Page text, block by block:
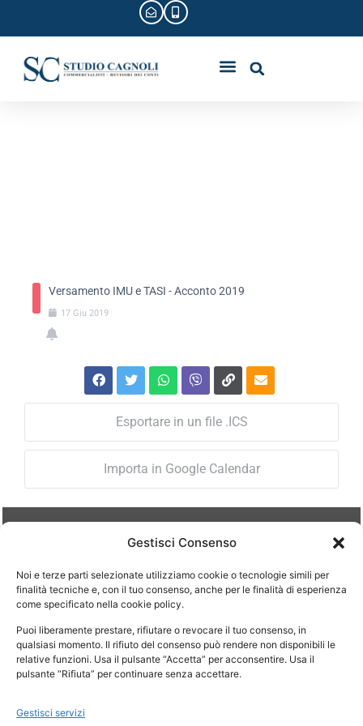
Gestisci Consenso
Noi e terze parti selezionate utilizziamo cookie o tecnologie simili per
finalità tecniche e, con il tuo consenso, anche per le finalità di esperienza
come specificato nella cookie policy.
Puoi liberamente prestare, rifiutare o revocare il tuo consenso, in
qualsiasi momento. Il rifiuto del consenso può rendere non disponibili le
relative funzioni. Usa il pulsante “Accetta” per acconsentire. Usa il
pulsante “Rifiuta” per continuare senza accettare.
Gestisci servizi
Versamento IMU e TASI - Acconto 2019
17 Giu 2019
Esportare in un file .ICS
Importa in Google Calendar
Lun – Ven: 08.30-12.30 / 14.30-18.30
Il mercoledì lo studio è chiuso per disbrigo pratiche
interne.
Si riceve su appuntamento